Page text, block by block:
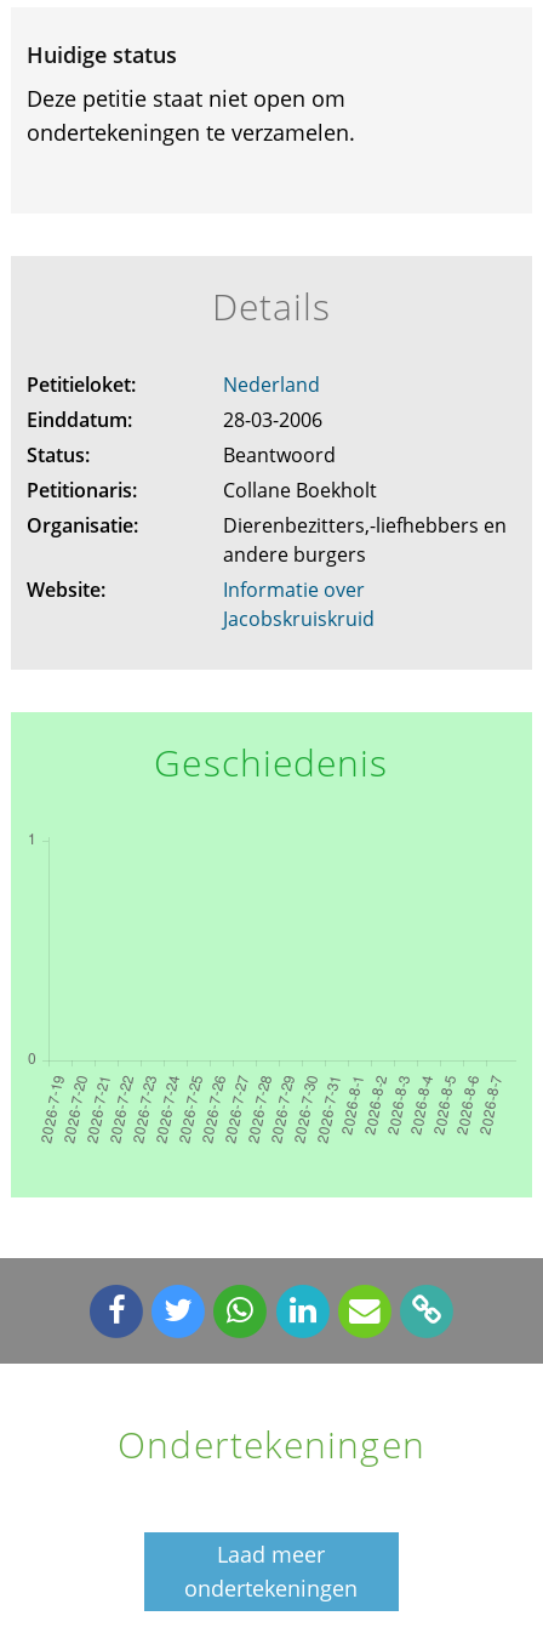
Huidige status
Deze petitie staat niet open om
ondertekeningen te verzamelen.
Details
Petitieloket:
Nederland
Einddatum:
28-03-2006
Status:
Beantwoord
Petitionaris:
Collane Boekholt
Organisatie:
Dierenbezitters,-liefhebbers en
andere burgers
Website:
Informatie over
Jacobskruiskruid
Geschiedenis
Ondertekeningen
Laad meer
ondertekeningen